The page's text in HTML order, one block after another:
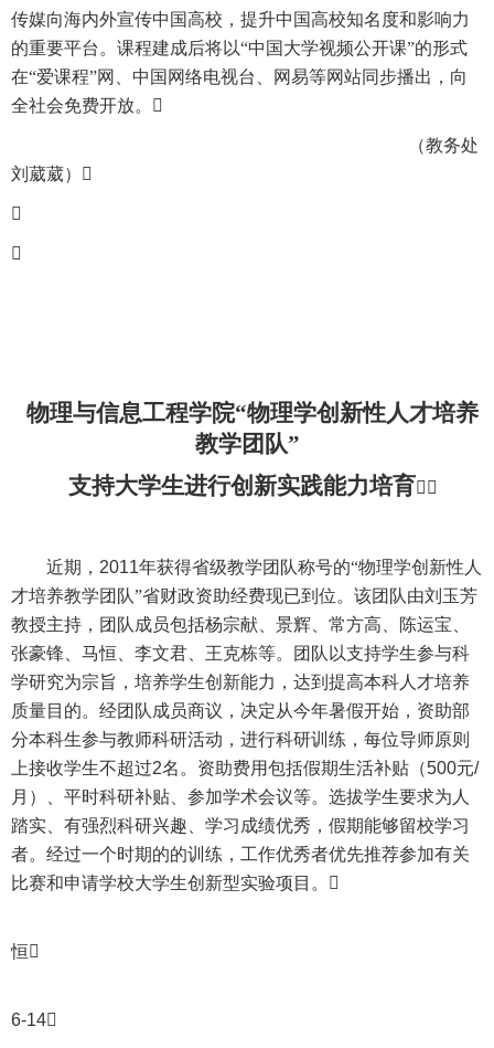
传媒向海内外宣传中国高校，提升中国高校知名度和影响力
的重要平台。课程建成后将以“中国大学视频公开课”的形式
在“爱课程”网、中国网络电视台、网易等网站同步播出，向
全社会免费开放。

（教务处
刘葳葳）



物理与信息工程学院“物理学创新性人才培养
教学团队”
支持大学生进行创新实践能力培育
近期， 2011年获得省级教学团队称号的“物理学创新性人
才培养教学团队”省财政资助经费现已到位。该团队由刘玉芳
教授主持，团队成员包括杨宗献、景辉、常方高、陈运宝、
张豪锋、马恒、 李文君、王克栋等。团队以支持学生参与科
学研究为宗旨，培养学生创新能力，达到提高本科人才培养
质量目的。经团队成员商议，决定从今年暑假开始，资助部
分本科生参与教师科研活动，进行科研训练，每位导师原则
上接收学生不超过2名。资助费用包括假期生活补贴（500元/
月）、平时科研补贴、参加学术会议等。选拔学生要求为人
踏实、有强烈科研兴趣、学习成绩优秀，假期能够留校学习
者。经过一个时期的的训练，工作优秀者优先推荐参加有关
比赛和申请学校大学生创新型实验项目。

恒
6-14